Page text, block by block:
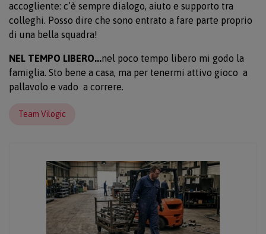
accogliente: c’è sempre dialogo, aiuto e supporto tra
colleghi. Posso dire che sono entrato a fare parte proprio
di una bella squadra!
NEL TEMPO LIBERO...nel poco tempo libero mi godo la
famiglia. Sto bene a casa, ma per tenermi attivo gioco a
pallavolo e vado a correre.
Team Vilogic